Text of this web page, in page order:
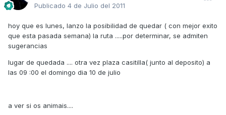
Publicado 4 de Julio del 2011
hoy que es lunes, lanzo la posibilidad de quedar ( con mejor exito
que esta pasada semana) la ruta .....por determinar, se admiten
sugerancias
lugar de quedada .... otra vez plaza casitilla( junto al deposito) a
las 09 :00 el domingo dia 10 de julio
a ver si os animais....